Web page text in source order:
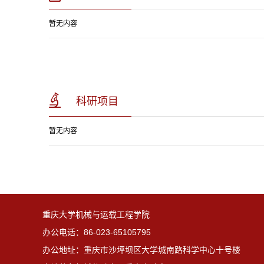
暂无内容
科研项目
暂无内容
重庆大学机械与运载工程学院
办公电话：86-023-65105795
办公地址：重庆市沙坪坝区大学城南路科学中心十号楼